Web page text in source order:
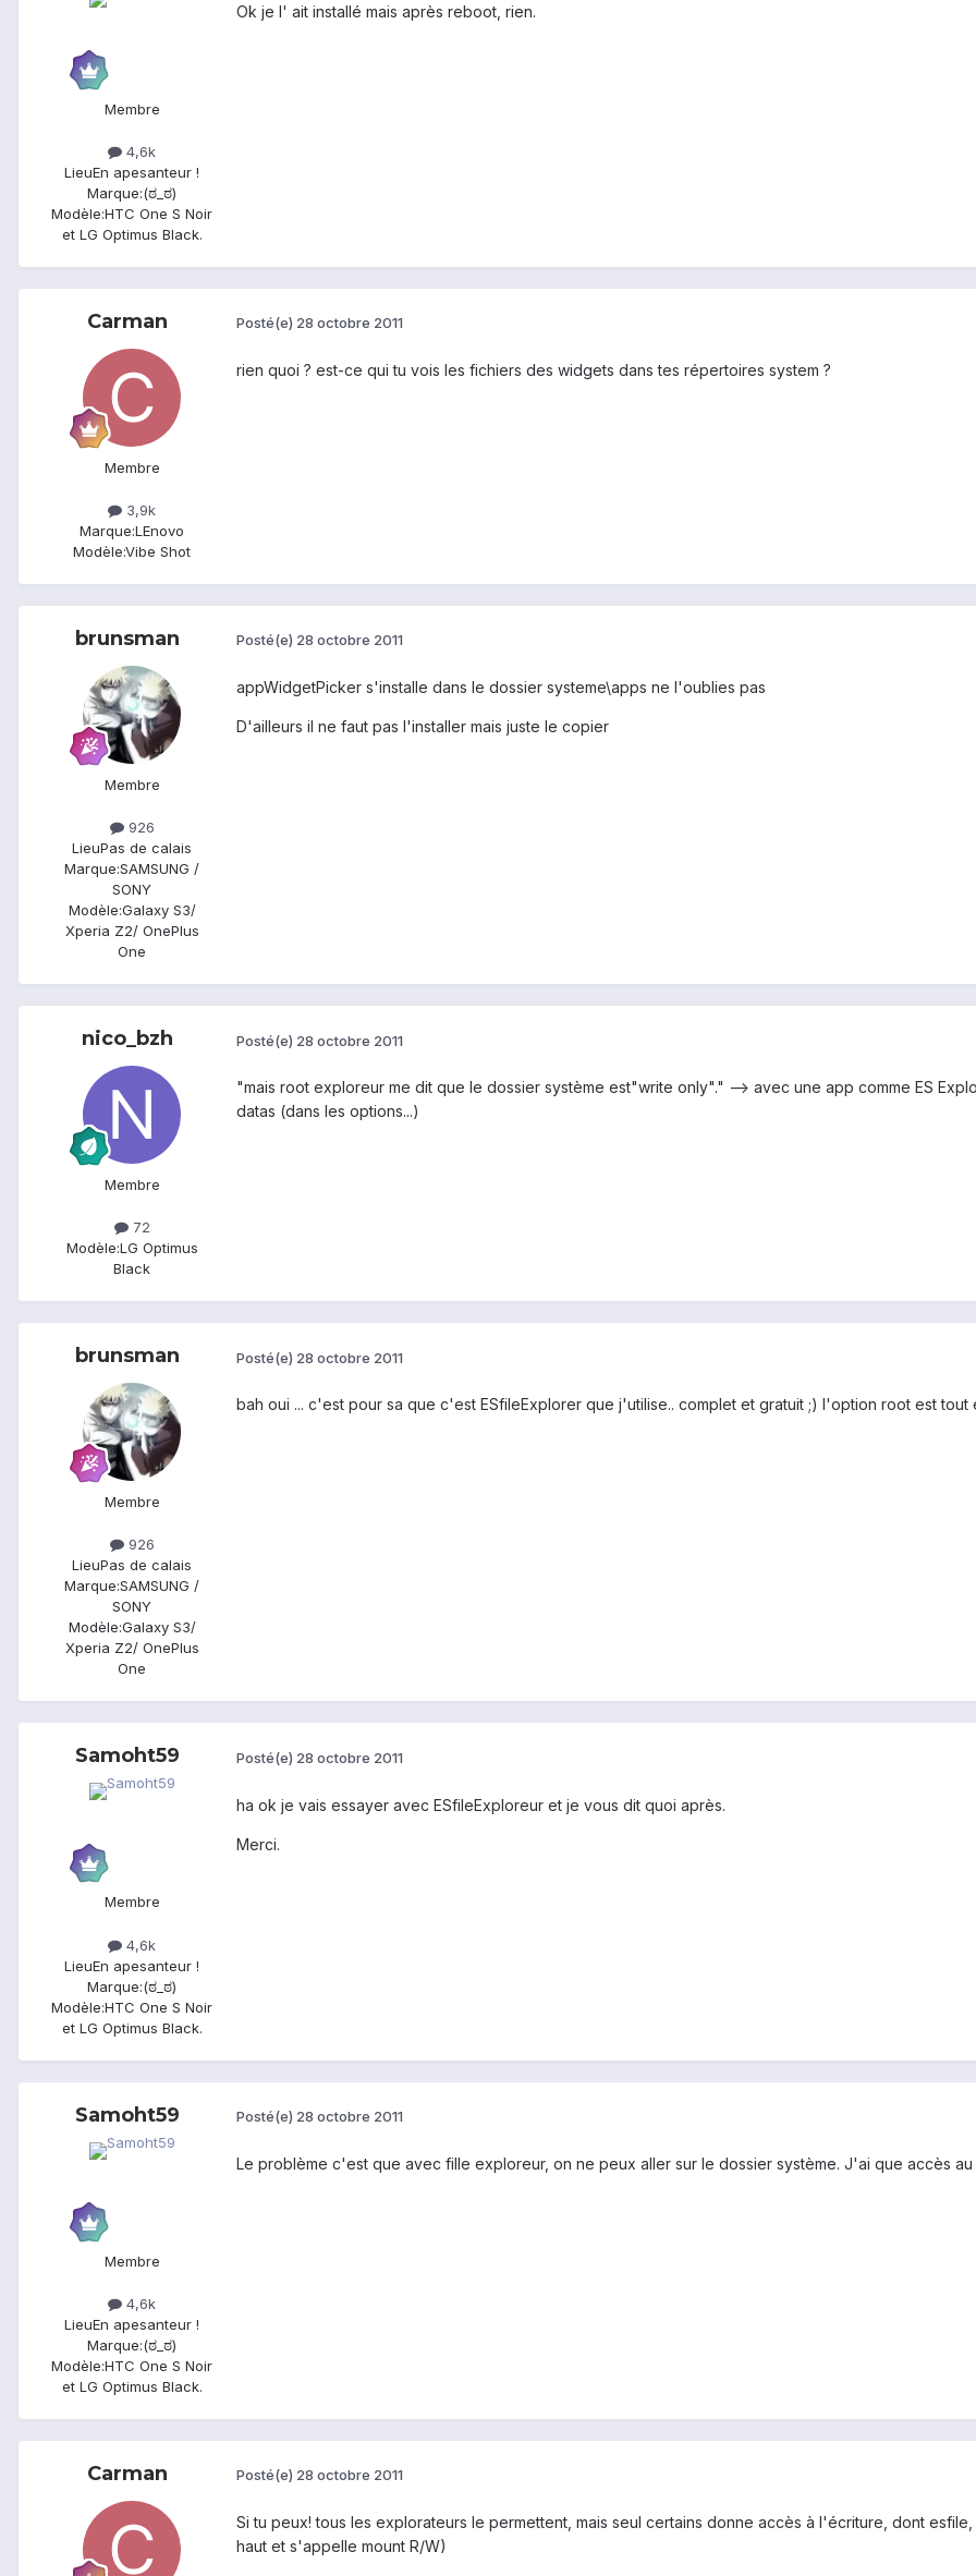
Membre
4,6k
LieuEn apesanteur !
Marque:(ಠ_ಠ)
Modèle:HTC One S Noir
et LG Optimus Black.
Ok je l' ait installé mais après reboot, rien.
Carman
Membre
3,9k
Marque:LEnovo
Modèle:Vibe Shot
Posté(e) 28 octobre 2011
rien quoi ? est-ce qui tu vois les fichiers des widgets dans tes répertoires system ?
brunsman
Membre
926
LieuPas de calais
Marque:SAMSUNG /
SONY
Modèle:Galaxy S3/
Xperia Z2/ OnePlus
One
Posté(e) 28 octobre 2011
appWidgetPicker s'installe dans le dossier systeme\apps ne l'oublies pas
D'ailleurs il ne faut pas l'installer mais juste le copier
nico_bzh
Membre
72
Modèle:LG Optimus
Black
Posté(e) 28 octobre 2011
"mais root exploreur me dit que le dossier système est"write only"." --> avec une app comme ES
datas (dans les options...)
brunsman
Membre
926
LieuPas de calais
Marque:SAMSUNG /
SONY
Modèle:Galaxy S3/
Xperia Z2/ OnePlus
One
Posté(e) 28 octobre 2011
bah oui ... c'est pour sa que c'est ESfileExplorer que j'utilise.. complet et gratuit ;) l'option root est tout
Samoht59
Membre
4,6k
LieuEn apesanteur !
Marque:(ಠ_ಠ)
Modèle:HTC One S Noir
et LG Optimus Black.
Posté(e) 28 octobre 2011
ha ok je vais essayer avec ESfileExploreur et je vous dit quoi après.
Merci.
Samoht59
Membre
4,6k
LieuEn apesanteur !
Marque:(ಠ_ಠ)
Modèle:HTC One S Noir
et LG Optimus Black.
Posté(e) 28 octobre 2011
Le problème c'est que avec fille exploreur, on ne peux aller sur le dossier système. J'ai que accès au
Carman Posté(e) 28 octobre 2011
Si tu peux! tous les explorateurs le permettent, mais seul certains donne accès à l'écriture, dont
haut et s'appelle mount R/W)